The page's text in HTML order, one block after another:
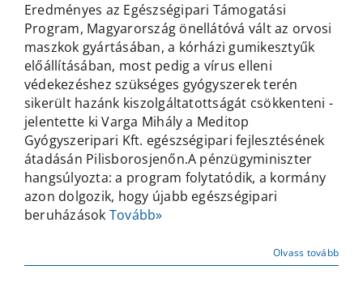
gyártó
üzemet
adtak
át
Pilisborosjenőn
bejegyzéshez
Eredményes az Egészségipari Támogatási
Program, Magyarország önellátóvá vált az orvosi
maszkok gyártásában, a kórházi gumikesztyűk
előállításában, most pedig a vírus elleni
védekezéshez szükséges gyógyszerek terén
sikerült hazánk kiszolgáltatottságát csökkenteni -
jelentette ki Varga Mihály a Meditop
Gyógyszeripari Kft. egészségipari fejlesztésének
átadásán Pilisborosjenőn.A pénzügyminiszter
hangsúlyozta: a program folytatódik, a kormány
azon dolgozik, hogy újabb egészségipari
beruházások Tovább»
Olvass tovább